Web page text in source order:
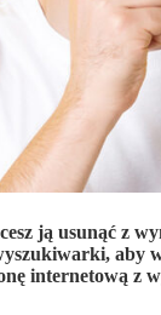
ją usunąć z
aby
internetową z